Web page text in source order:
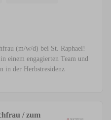
(m/w/d) bei St. Raphael!
einem engagierten Team und
in der Herbstresidenz
/ zum